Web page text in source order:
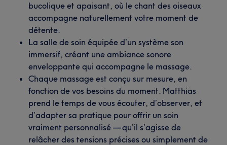
bucolique et apaisant, où le chant des oiseaux
accompagne naturellement votre moment de
détente.
La salle de soin équipée d’un système son
immersif, créant une ambiance sonore
enveloppante qui accompagne le massage.
Chaque massage est conçu sur mesure, en
fonction de vos besoins du moment. Matthias
prend le temps de vous écouter, d’observer, et
d’adapter sa pratique pour offrir un soin
vraiment personnalisé — qu’il s’agisse de
relâcher des tensions précises ou simplement de